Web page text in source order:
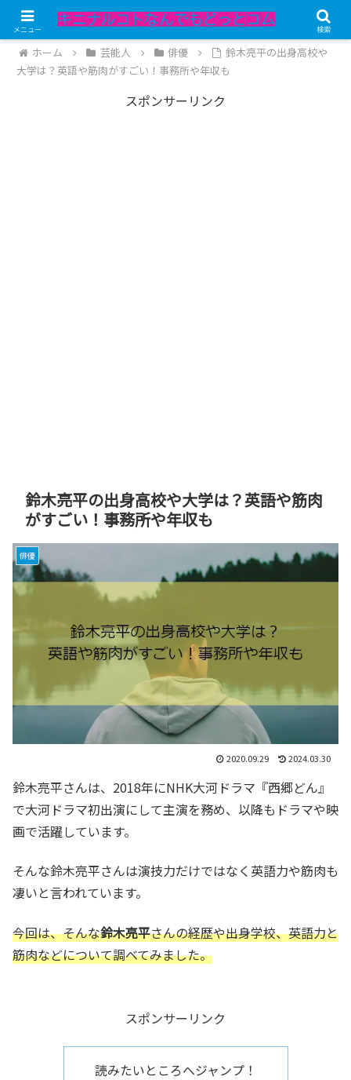
記事内にPRが含まれています。
ホーム 芸能人 俳優
鈴木亮平の出身高校や
大学は？英語や筋肉がすごい！事務所や年収も
スポンサーリンク
鈴木亮平の出身高校や大学は？英語や筋肉
がすごい！事務所や年収も
俳優
2020.09.29 2024.03.30
鈴木亮平さんは、2018年にNHK大河ドラマ『西郷どん』
で大河ドラマ初出演にして主演を務め、以降もドラマや映
画で活躍しています。
そんな鈴木亮平さんは演技力だけではなく英語力や筋肉も
凄いと言われています。
今回は、そんな鈴木亮平さんの経歴や出身学校、英語力と
筋肉などについて調べてみました。
スポンサーリンク
読みたいところへジャンプ！
メニュー 検索